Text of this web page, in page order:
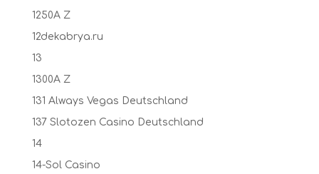
1250A Z
12dekabrya.ru
13
1300A Z
131 Always Vegas Deutschland
137 Slotozen Casino Deutschland
14
14-Sol Casino